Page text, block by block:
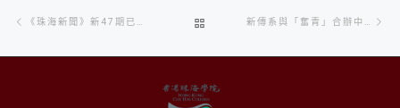
Post
navigation
Previous
TO
POST